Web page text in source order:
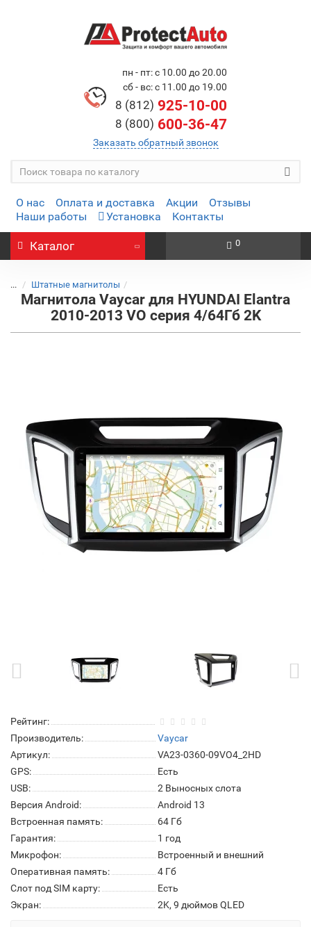
пн - пт: с 10.00 до 20.00
сб - вс: с 11.00 до 19.00
8 (812) 925-10-00
8 (800) 600-36-47
Заказать обратный звонок
О нас Оплата и доставка Акции
Отзывы
Наши работы
Установка Контакты
Каталог 0
... Штатные магнитолы
Магнитола Vaycar для HYUNDAI Elantra
2010-2013 VO серия 4/64Гб 2K
Рейтинг:
Производитель:
Vaycar
Артикул:
VA23-0360-09VO4_2HD
GPS:
Есть
USB:
2 Выносных слота
Версия Android:
Android 13
Встроенная память:
64 Гб
Гарантия:
1 год
Микрофон:
Встроенный и внешний
Оперативная память:
4 Гб
Слот под SIM карту:
Есть
Экран:
2K, 9 дюймов QLED